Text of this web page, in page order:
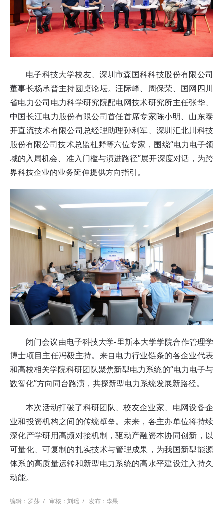
电子科技大学校友、深圳市森国科科技股份有限公司
董事长杨承晋主持圆桌论坛。汪际峰、周保荣、国网四川
省电力公司电力科学研究院配电网技术研究所主任张华、
中国长江电力股份有限公司首任首席专家陈小明、山东泰
开直流技术有限公司总经理助理孙利军、深圳汇北川科技
股份有限公司技术总监杜野等六位专家，围绕“电力电子领
域的入局机会、准入门槛与演进路径”展开深度对话，为跨
界科技企业的业务延伸提供方向指引。
闭门会议由电子科技大学-里斯本大学学院合作管理学
博士项目主任冯毅主持。来自电力行业链条的各企业代表
和高校相关学院科研团队聚焦新型电力系统的“电力电子与
数智化”方向同台路演，共探新型电力系统发展新路径。
本次活动打破了科研团队、校友企业家、电网设备企
业和投资机构之间的传统壁垒。未来，各主办单位将持续
深化产学研用高频对接机制，驱动产融资本协同创新，以
可量化、可复制的扎实技术与管理成果，为我国新型能源
体系的高质量运转和新型电力系统的高水平建设注入持久
动能。
编辑：罗莎 / 审核：刘瑶 / 发布：李果